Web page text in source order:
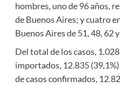
hombres, uno de 96 años,
de Buenos Aires; y cuatro
Buenos Aires de 51, 48, 62
Del total de los casos,
importados, 12.835
de casos confirmados,